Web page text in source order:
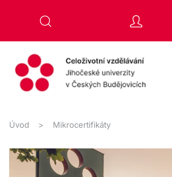
Úvod Mikrocertifikáty